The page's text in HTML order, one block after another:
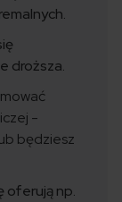
droższa.
-
będziesz
oferują np.